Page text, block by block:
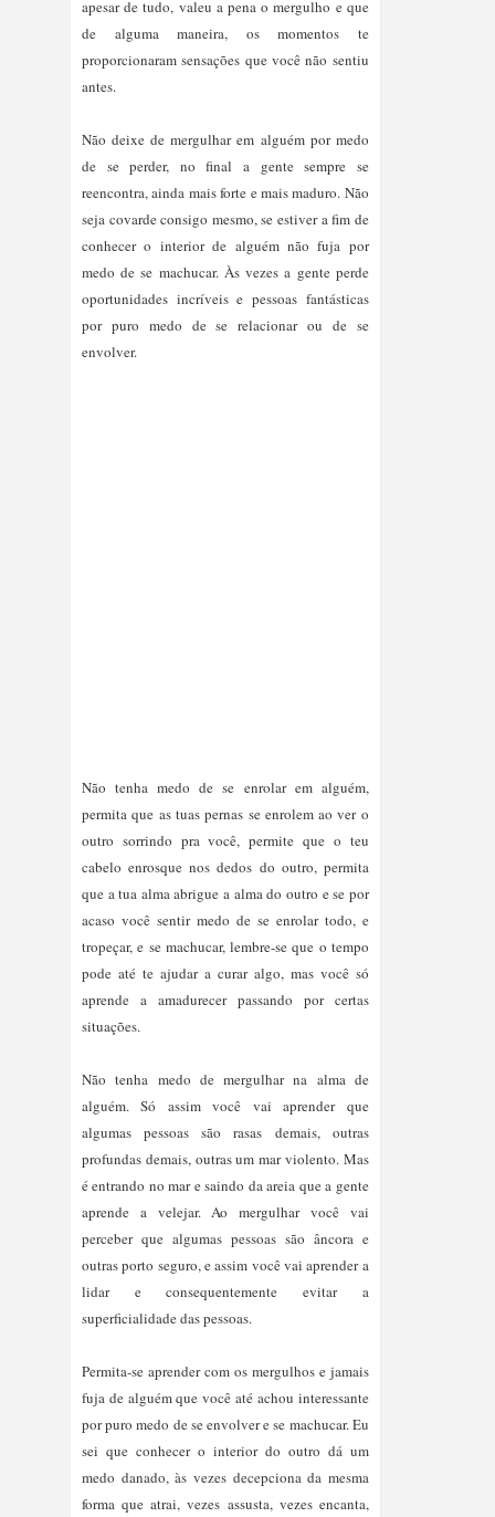
apesar de tudo, valeu a pena o mergulho e que
de alguma maneira, os momentos te
proporcionaram sensações que você não sentiu
Não deixe de mergulhar em alguém por medo
de se perder, no final a gente sempre se
reencontra, ainda mais forte e mais maduro. Não
seja covarde consigo mesmo, se estiver a fim de
conhecer o interior de alguém não fuja por
medo de se machucar. Às vezes a gente perde
oportunidades incríveis e pessoas fantásticas
por puro medo de se relacionar ou de se
Não tenha medo de se enrolar em alguém,
permita que as tuas pernas se enrolem ao ver o
outro sorrindo pra você, permite que o teu
cabelo enrosque nos dedos do outro, permita
que a tua alma abrigue a alma do outro e se por
acaso você sentir medo de se enrolar todo, e
tropeçar, e se machucar, lembre-se que o tempo
pode até te ajudar a curar algo, mas você só
aprende a amadurecer passando por certas
Não tenha medo de mergulhar na alma de
alguém. Só assim você vai aprender que
algumas pessoas são rasas demais, outras
profundas demais, outras um mar violento. Mas
é entrando no mar e saindo da areia que a gente
aprende a velejar. Ao mergulhar você vai
perceber que algumas pessoas são âncora e
outras porto seguro, e assim você vai aprender a
lidar e consequentemente evitar a
Permita-se aprender com os mergulhos e jamais
fuja de alguém que você até achou interessante
por puro medo de se envolver e se machucar. Eu
sei que conhecer o interior do outro dá um
medo danado, às vezes decepciona da mesma
forma que atrai, vezes assusta, vezes encanta,